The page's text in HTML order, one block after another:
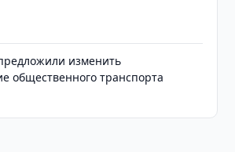
изменить
общественного транспорта